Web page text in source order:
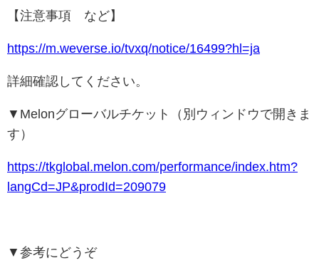
【注意事項 など】
https://m.weverse.io/tvxq/notice/16499?hl=ja
詳細確認してください。
▼Melonグローバルチケット（別ウィンドウで開きま
す）
https://tkglobal.melon.com/performance/index.htm?
langCd=JP&prodId=209079
▼参考にどうぞ